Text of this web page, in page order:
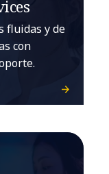
fluidas y de
con